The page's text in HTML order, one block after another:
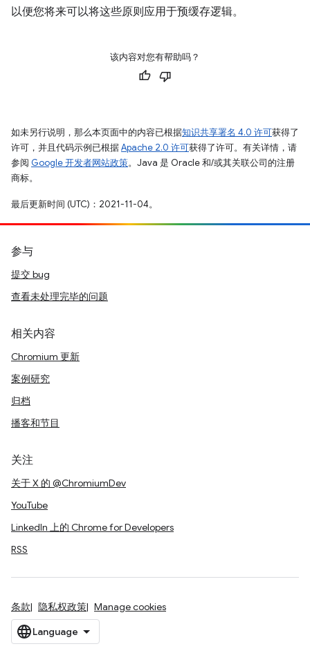
以便您将来可以将这些原则应用于预缓存逻辑。
该内容对您有帮助吗？
如未另行说明，那么本页面中的内容已根据知识共享署名 4.0 许可获得了
许可，并且代码示例已根据Apache 2.0 许可获得了许可。有关详情，请
参阅 Google 开发者网站政策。Java 是 Oracle 和/或其关联公司的注册
商标。
最后更新时间 (UTC)：2021-11-04。
参与
提交 bug
查看未处理完毕的问题
相关内容
Chromium 更新
案例研究
归档
播客和节目
关注
关于 X 的 @ChromiumDev
YouTube
LinkedIn 上的 Chrome for Developers
RSS
条款 隐私权政策 Manage cookies